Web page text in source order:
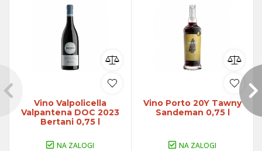
Vino Valpolicella
Valpantena DOC 2023
Bertani 0,75 l
NA ZALOGI
Vino Porto 20Y Tawny
Sandeman 0,75 l
NA ZALOGI